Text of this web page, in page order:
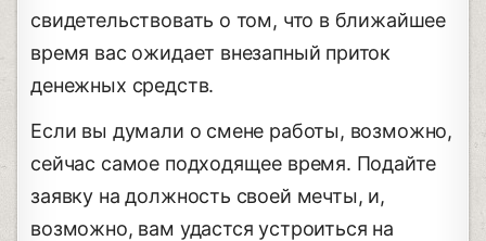
свидетельствовать о том, что в ближайшее
время вас ожидает внезапный приток
денежных средств.
Если вы думали о смене работы, возможно,
сейчас самое подходящее время. Подайте
заявку на должность своей мечты, и,
возможно, вам удастся устроиться на